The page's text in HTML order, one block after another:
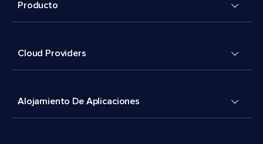
Producto
Cloud Providers
Alojamiento De Aplicaciones